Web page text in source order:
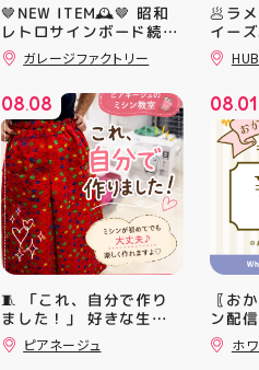
🤎NEW ITEM🕰️🤎 昭和
レトロサインボード続々
入荷中！ シャレオツで
ナウイ すべてA4サイズ
取り入れやすいですよ！
#昭和レトロ #アティ郡
山 #福島県 #郡山駅前 #
郡山市
ガレージファクトリー
08.08
🧵 「これ、自分で作り
ました！」 好きな生地
を選んで、ミシンで少し
ずつ形にしていく時間
ピアネージュ
🥟ラ
イー
沸騰
んス
が と
にゅ
みつ
い…
に入
らの
中華
中華
レン
シル
08.01
〖お
ン配
ッパ
￥
ホ